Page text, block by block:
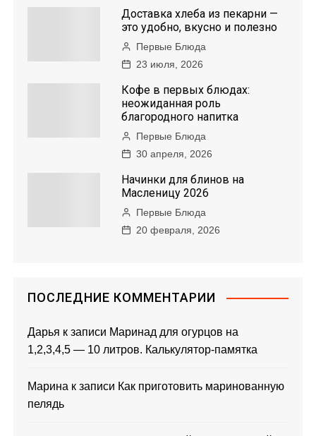
Доставка хлеба из пекарни —
это удобно, вкусно и полезно
Первые Блюда
23 июля, 2026
Кофе в первых блюдах:
неожиданная роль
благородного напитка
Первые Блюда
30 апреля, 2026
Начинки для блинов на
Масленицу 2026
Первые Блюда
20 февраля, 2026
ПОСЛЕДНИЕ КОММЕНТАРИИ
Дарья к записи Маринад для огурцов на
1,2,3,4,5 — 10 литров. Калькулятор-памятка
Марина к записи Как приготовить маринованную
пелядь